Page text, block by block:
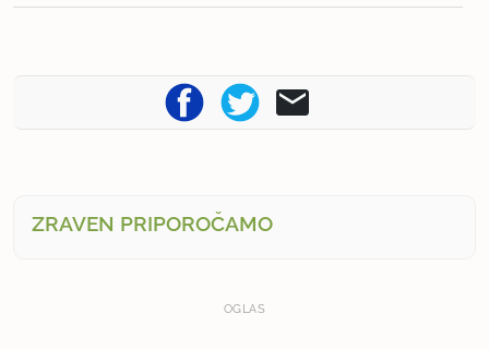
ZRAVEN PRIPOROČAMO
OGLAS